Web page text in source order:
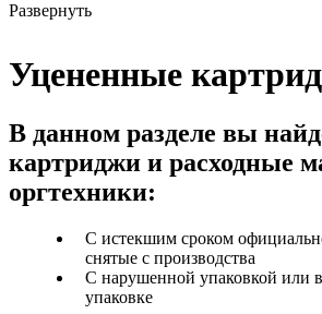
Развернуть
Уцененные
В данном разделе вы
картриджи и расходные
оргтехники:
С истекшим сроком
снятые с производства
С нарушенной упаковкой или
упаковке